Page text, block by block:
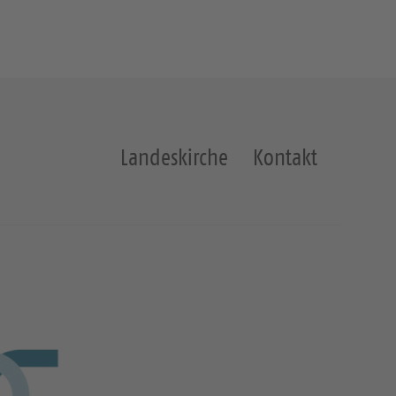
Landeskirche Kontakt